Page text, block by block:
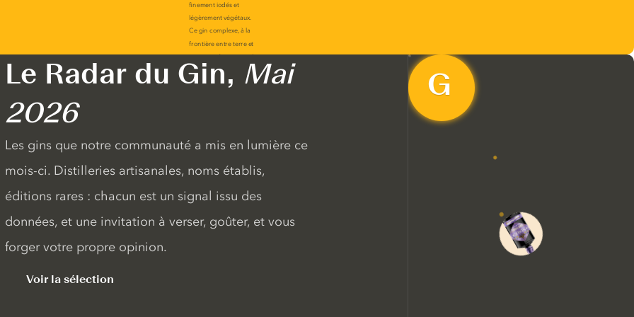
Le Radar du Gin, Mai
2026
Les gins que notre communauté a mis en lumière ce
mois-ci. Distilleries artisanales, noms établis,
éditions rares : chacun est un signal issu des
données, et une invitation à verser, goûter, et vous
forger votre propre opinion.
Voir la sélection